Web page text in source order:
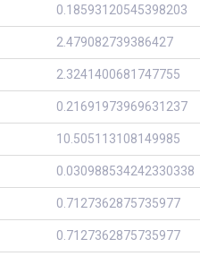
0.18593120545398203
2.479082739386427
2.3241400681747755
0.21691973969631237
10.505113108149985
0.030988534242330338
0.7127362875735977
0.7127362875735977